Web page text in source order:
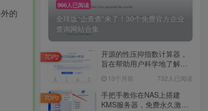
的
966人已阅读
全球版“企查查”来了！30个免费官方企业
查询网站合集
开源的性压抑指数计算器，
旨在帮助用户科学地了解自
康和亲密关系的发展。
10个月前 732人已阅读
TOP2
手把手教你在NAS上搭建
KMS服务器，免费永久激活
TOP3